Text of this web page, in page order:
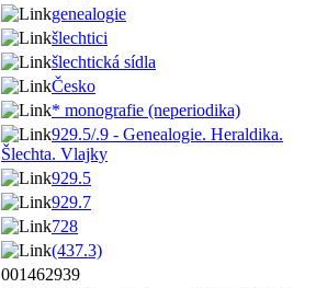
genealogie
šlechtici
šlechtická sídla
Česko
* monografie (neperiodika)
929.5/.9 - Genealogie. Heraldika.
Šlechta. Vlajky
929.5
929.7
728
(437.3)
001462939